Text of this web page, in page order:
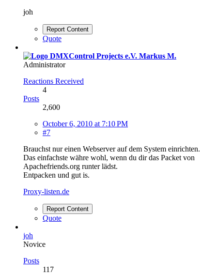
joh
Report Content
Quote
Markus M.
Administrator
Reactions Received
4
Posts
2,600
October 6, 2010 at 7:10 PM
#7
Brauchst nur einen Webserver auf dem System einrichten.
Das einfachste währe wohl, wenn du dir das Packet von
Apachefriends.org runter lädst.
Entpacken und gut is.
Proxy-listen.de
Report Content
Quote
joh
Novice
Posts
117